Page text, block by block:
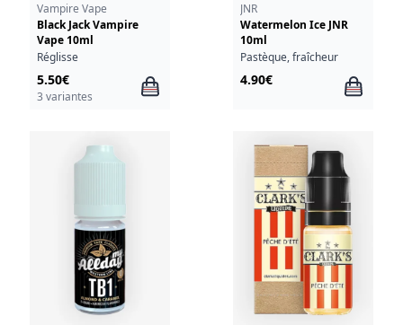
Vampire Vape
Black Jack Vampire
Vape 10ml
Réglisse
5.50€
3 variantes
JNR
Watermelon Ice JNR
10ml
Pastèque, fraîcheur
4.90€